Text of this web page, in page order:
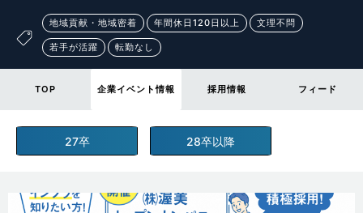
地域貢献・地域密着 年間休日120日以上 文理不問
若手が活躍 転勤なし
TOP 企業イベント情報 採用情報 フィード
27卒 28卒以降